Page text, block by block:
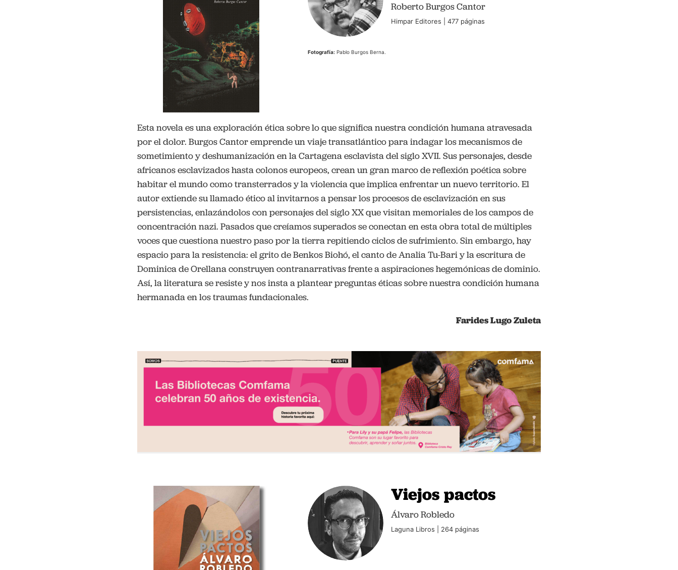
Roberto Burgos Cantor
Himpar Editores | 477 páginas
Fotografía:Pablo Burgos Berna.
Esta novela es una exploración ética sobre lo que significa nuestra condición humana atravesada
por el dolor. Burgos Cantor emprende un viaje transatlántico para indagar los mecanismos de
sometimiento y deshumanización en la Cartagena esclavista del siglo XVII. Sus personajes, desde
africanos esclavizados hasta colonos europeos, crean un gran marco de reflexión poética sobre
habitar el mundo como transterrados y la violencia que implica enfrentar un nuevo territorio. El
autor extiende su llamado ético al invitarnos a pensar los procesos de esclavización en sus
persistencias, enlazándolos con personajes del siglo XX que visitan memoriales de los campos de
concentración nazi. Pasados que creíamos superados se conectan en esta obra total de múltiples
voces que cuestiona nuestro paso por la tierra repitiendo ciclos de sufrimiento. Sin embargo, hay
espacio para la resistencia: el grito de Benkos Biohó, el canto de Analia Tu-Bari y la escritura de
Dominica de Orellana construyen contranarrativas frente a aspiraciones hegemónicas de dominio.
Así, la literatura se resiste y nos insta a plantear preguntas éticas sobre nuestra condición humana
hermanada en los traumas fundacionales.
Farides Lugo Zuleta
Viejos pactos
Álvaro Robledo
Laguna Libros | 264 páginas